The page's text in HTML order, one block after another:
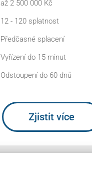
až 2 500 000 Kč
12 - 120 splatnost
Předčasné splacení
Vyřízení do 15 minut
Odstoupení do 60 dnů
Zjistit více